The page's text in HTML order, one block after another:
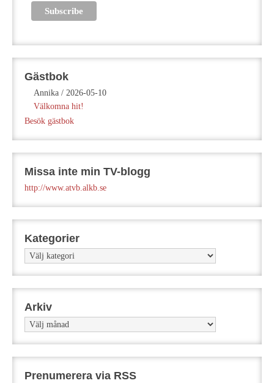
Gästbok
Annika / 2026-05-10
Välkomna hit!
Besök gästbok
Missa inte min TV-blogg
http://www.atvb.alkb.se
Kategorier
Kategorier
Arkiv
Arkiv
Prenumerera via RSS